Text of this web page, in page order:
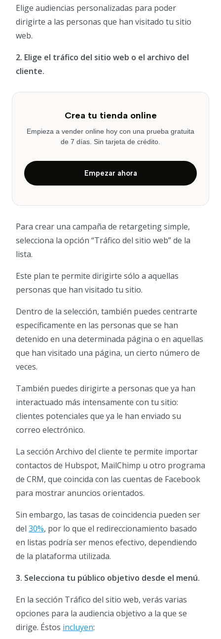
Elige audiencias personalizadas para poder
dirigirte a las personas que han visitado tu sitio
web.
2. Elige el tráfico del sitio web o el archivo del
cliente.
Crea tu tienda online
Empieza a vender online hoy con una prueba gratuita
de 7 días. Sin tarjeta de crédito.
Empezar ahora
Para crear una campaña de retargeting simple,
selecciona la opción “Tráfico del sitio web” de la
lista.
Este plan te permite dirigirte sólo a aquellas
personas que han visitado tu sitio.
Dentro de la selección, también puedes centrarte
específicamente en las personas que se han
detenido en una determinada página o en aquellas
que han visitado una página, un cierto número de
veces.
También puedes dirigirte a personas que ya han
interactuado más intensamente con tu sitio:
clientes potenciales que ya le han enviado su
correo electrónico.
La sección Archivo del cliente te permite importar
contactos de Hubspot, MailChimp u otro programa
de CRM, que coincida con las cuentas de Facebook
para mostrar anuncios orientados.
Sin embargo, las tasas de coincidencia pueden ser
del 30%, por lo que el redireccionamiento basado
en listas podría ser menos efectivo, dependiendo
de la plataforma utilizada.
3. Selecciona tu público objetivo desde el menú.
En la sección Tráfico del sitio web, verás varias
opciones para la audiencia objetivo a la que se
dirige. Éstos incluyen: